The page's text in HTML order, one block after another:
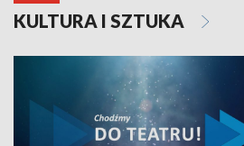
KULTURA I SZTUKA